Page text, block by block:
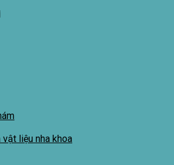
liệu nha khoa